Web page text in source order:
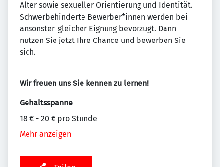
Alter sowie sexueller Orientierung und Identität.
Schwerbehinderte Bewerber*innen werden bei
ansonsten gleicher Eignung bevorzugt. Dann
nutzen Sie jetzt Ihre Chance und bewerben Sie
sich.
Wir freuen uns Sie kennen zu lernen!
Gehaltsspanne
18 € - 20 € pro Stunde
Mehr anzeigen